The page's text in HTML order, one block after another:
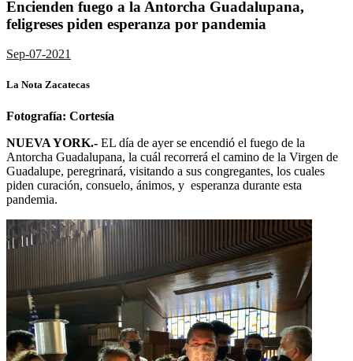
Encienden fuego a la Antorcha Guadalupana,
feligreses piden esperanza por pandemia
Sep-07-2021
La Nota Zacatecas
Fotografía: Cortesía
NUEVA YORK.- EL día de ayerse encendió el fuego de la
Antorcha Guadalupana, la cuál recorrerá el camino de la Virgen de
Guadalupe, peregrinará, visitando a sus congregantes, los cuales
piden curación, consuelo, ánimos, y esperanza durante esta
pandemia.